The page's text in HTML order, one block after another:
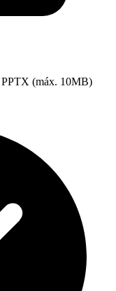
(máx. 10MB)